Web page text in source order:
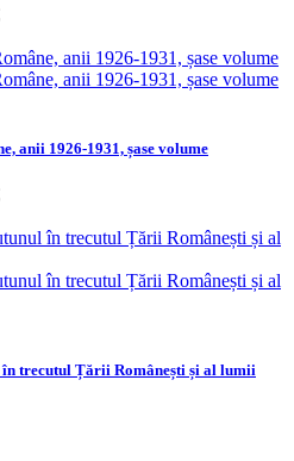
anii 1926-1931, șase volume
în trecutul Țării Românești și al lumii